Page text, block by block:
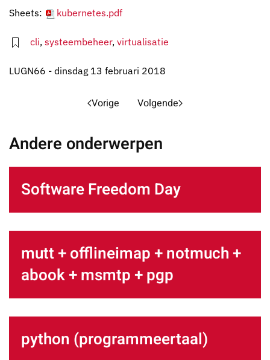
Sheets:
kubernetes.pdf
cli, systeembeheer, virtualisatie
LUGN66 - dinsdag 13 februari 2018
Vorige Volgende
Andere onderwerpen
Software Freedom Day
mutt + offlineimap + notmuch +
abook + msmtp + pgp
python (programmeertaal)